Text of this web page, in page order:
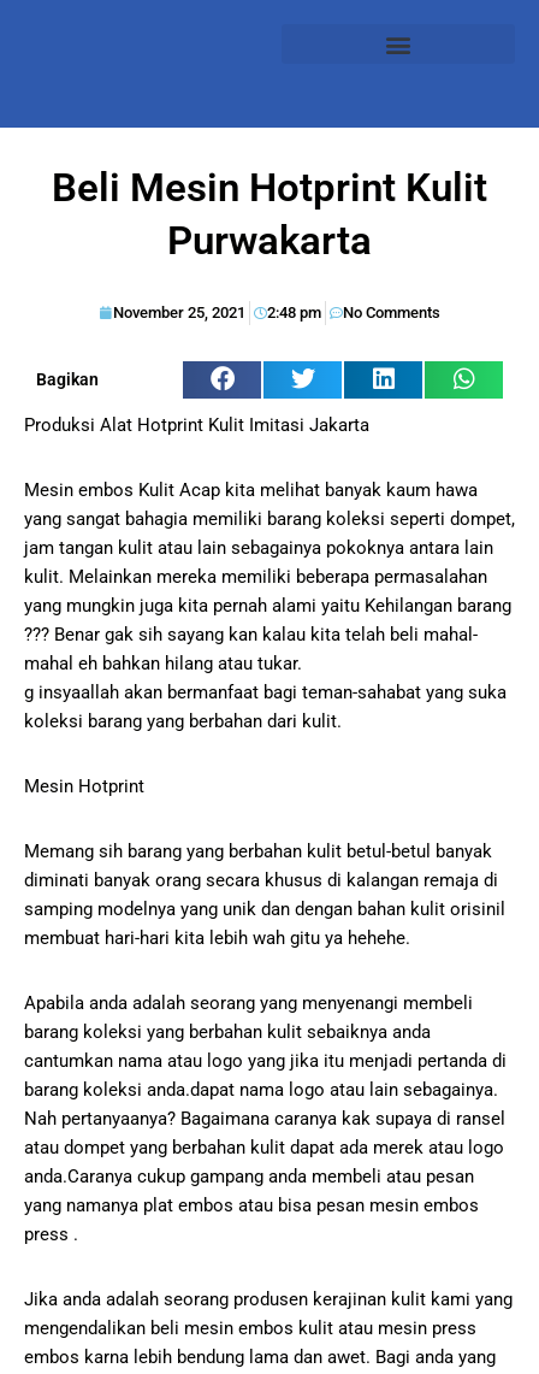
Beli Mesin Hotprint Kulit
Purwakarta
November 25, 2021 2:48 pm No Comments
Bagikan
Produksi Alat Hotprint Kulit Imitasi Jakarta
Mesin embos Kulit Acap kita melihat banyak kaum hawa
yang sangat bahagia memiliki barang koleksi seperti dompet,
jam tangan kulit atau lain sebagainya pokoknya antara lain
kulit. Melainkan mereka memiliki beberapa permasalahan
yang mungkin juga kita pernah alami yaitu Kehilangan barang
??? Benar gak sih sayang kan kalau kita telah beli mahal-
mahal eh bahkan hilang atau tukar.
g insyaallah akan bermanfaat bagi teman-sahabat yang suka
koleksi barang yang berbahan dari kulit.
Mesin Hotprint
Memang sih barang yang berbahan kulit betul-betul banyak
diminati banyak orang secara khusus di kalangan remaja di
samping modelnya yang unik dan dengan bahan kulit orisinil
membuat hari-hari kita lebih wah gitu ya hehehe.
Apabila anda adalah seorang yang menyenangi membeli
barang koleksi yang berbahan kulit sebaiknya anda
cantumkan nama atau logo yang jika itu menjadi pertanda di
barang koleksi anda.dapat nama logo atau lain sebagainya.
Nah pertanyaanya? Bagaimana caranya kak supaya di ransel
atau dompet yang berbahan kulit dapat ada merek atau logo
anda.Caranya cukup gampang anda membeli atau pesan
yang namanya plat embos atau bisa pesan mesin embos
press .
Jika anda adalah seorang produsen kerajinan kulit kami yang
mengendalikan beli mesin embos kulit atau mesin press
embos karna lebih bendung lama dan awet. Bagi anda yang